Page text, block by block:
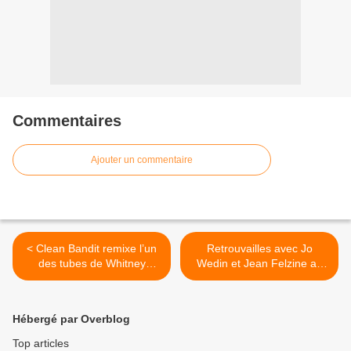
Commentaires
Ajouter un commentaire
< Clean Bandit remixe l’un
des tubes de Whitney
Houston !
Retrouvailles avec Jo
Wedin et Jean Felzine au
Studio Luna Rossa pour la
Hébergé par Overblog
Top articles